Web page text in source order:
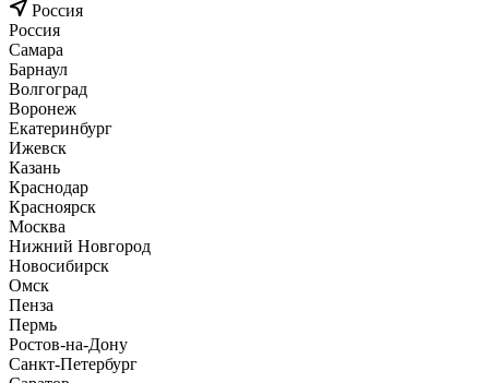
Россия
Россия
Самара
Барнаул
Волгоград
Воронеж
Екатеринбург
Ижевск
Казань
Краснодар
Красноярск
Москва
Нижний Новгород
Новосибирск
Омск
Пенза
Пермь
Ростов-на-Дону
Санкт-Петербург